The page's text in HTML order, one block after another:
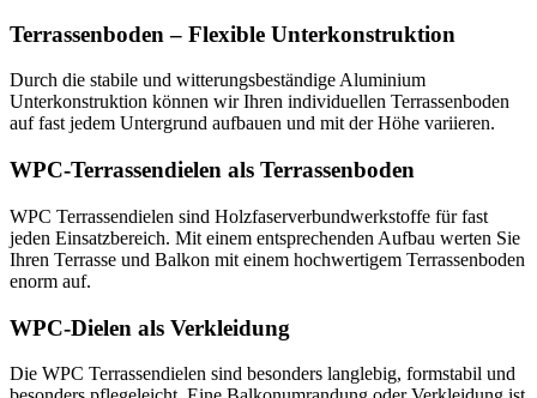
Terrassenboden – Flexible Unterkonstruktion
Durch die stabile und witterungsbeständige Aluminium
Unterkonstruktion können wir Ihren individuellen Terrassenboden
auf fast jedem Untergrund aufbauen und mit der Höhe variieren.
WPC-Terrassendielen als Terrassenboden
WPC Terrassendielen sind Holzfaserverbundwerkstoffe für fast
jeden Einsatzbereich. Mit einem entsprechenden Aufbau werten Sie
Ihren Terrasse und Balkon mit einem hochwertigem Terrassenboden
enorm auf.
WPC-Dielen als Verkleidung
Die WPC Terrassendielen sind besonders langlebig, formstabil und